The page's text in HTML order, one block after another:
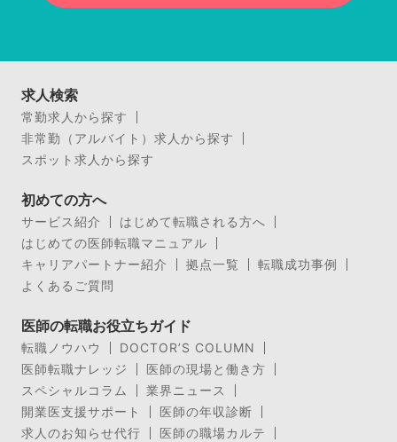
求人検索
常勤求人から探す
非常勤（アルバイト）求人から探す
スポット求人から探す
初めての方へ
サービス紹介
はじめて転職される方へ
はじめての医師転職マニュアル
キャリアパートナー紹介
拠点一覧
転職成功事例
よくあるご質問
医師の転職お役立ちガイド
転職ノウハウ
DOCTOR’S COLUMN
医師転職ナレッジ
医師の現場と働き方
スペシャルコラム
業界ニュース
開業医支援サポート
医師の年収診断
求人のお知らせ代行
医師の職場カルテ